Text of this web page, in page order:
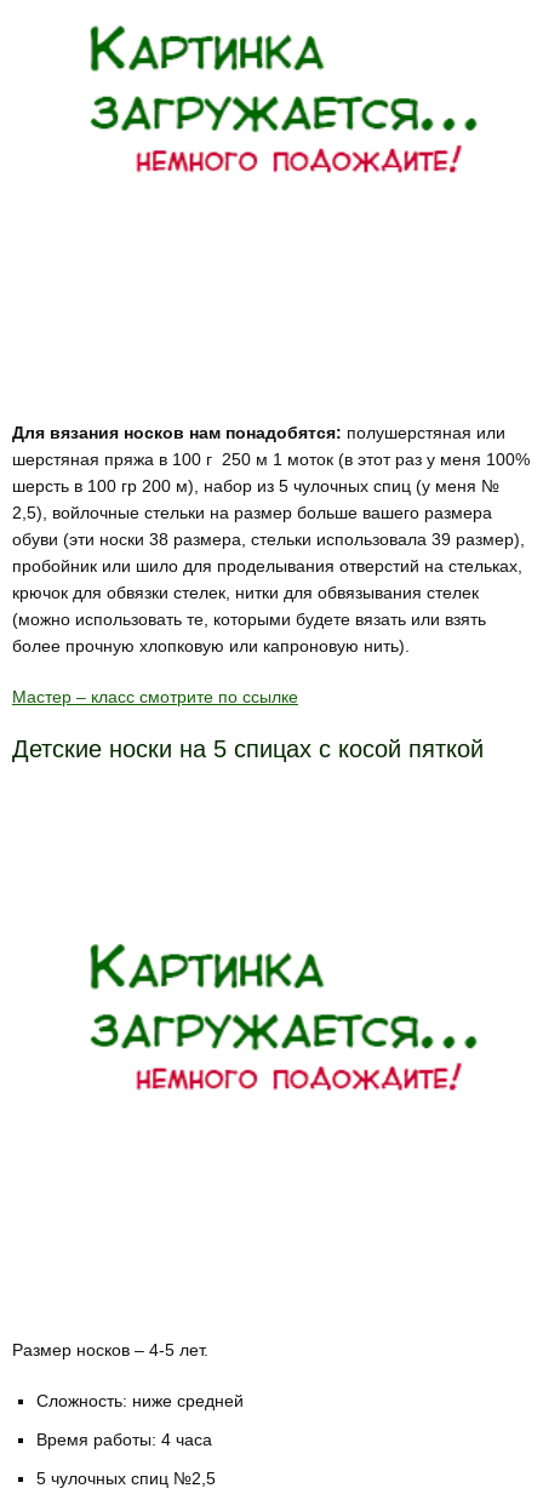
Для вязания носков нам понадобятся: полушерстяная или
шерстяная пряжа в 100 г 250 м 1 моток (в этот раз у меня 100%
шерсть в 100 гр 200 м), набор из 5 чулочных спиц (у меня №
2,5), войлочные стельки на размер больше вашего размера
обуви (эти носки 38 размера, стельки использовала 39 размер),
пробойник или шило для проделывания отверстий на стельках,
крючок для обвязки стелек, нитки для обвязывания стелек
(можно использовать те, которыми будете вязать или взять
более прочную хлопковую или капроновую нить).
Мастер – класс смотрите по ссылке
Детские носки на 5 спицах с косой пяткой
Размер носков – 4-5 лет.
Сложность: ниже средней
Время работы: 4 часа
5 чулочных спиц №2,5